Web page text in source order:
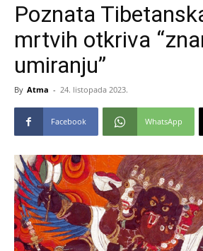
Poznata
mrtvih otkriva
umiranju”
By Atma - 24. listopada 2023.
Facebook WhatsApp